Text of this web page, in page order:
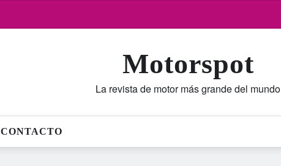
Motorspot
La revista de motor más grande del mundo
CONTACTO